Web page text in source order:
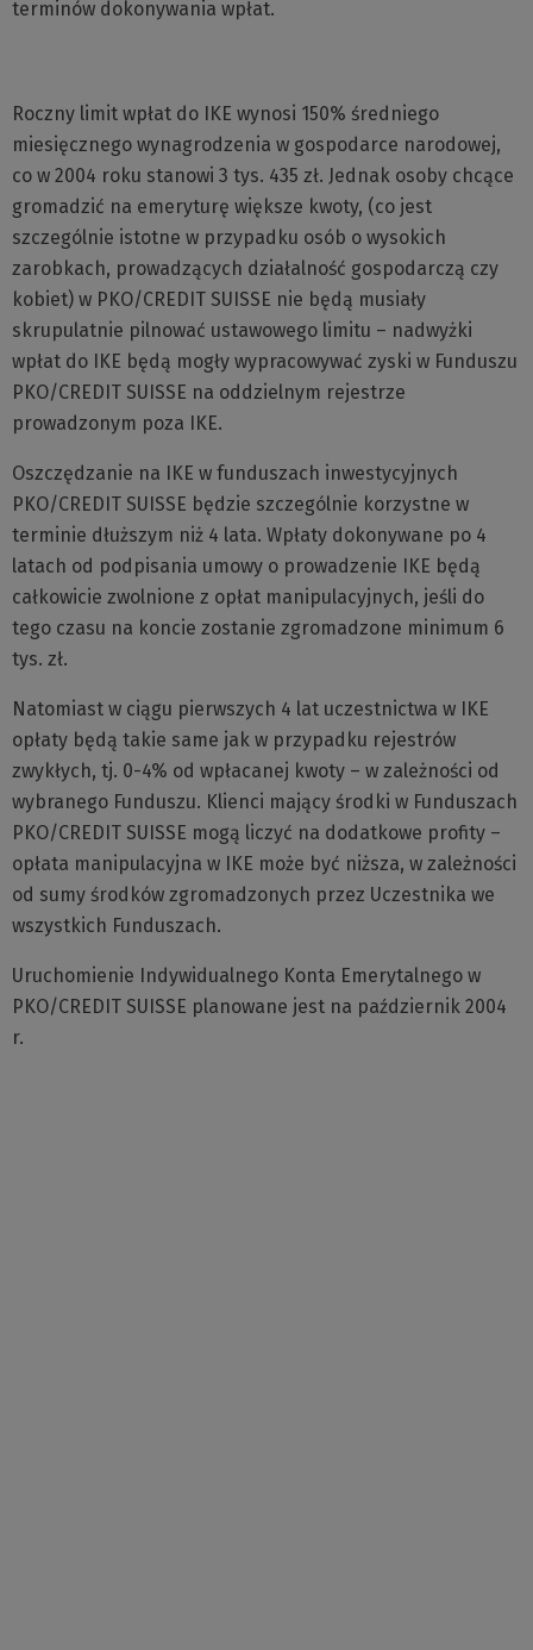
terminów dokonywania wpłat.
Roczny limit wpłat do IKE wynosi 150% średniego
miesięcznego wynagrodzenia w gospodarce narodowej,
co w 2004 roku stanowi 3 tys. 435 zł. Jednak osoby chcące
gromadzić na emeryturę większe kwoty, (co jest
szczególnie istotne w przypadku osób o wysokich
zarobkach, prowadzących działalność gospodarczą czy
kobiet) w PKO/CREDIT SUISSE nie będą musiały
skrupulatnie pilnować ustawowego limitu – nadwyżki
wpłat do IKE będą mogły wypracowywać zyski w Funduszu
PKO/CREDIT SUISSE na oddzielnym rejestrze
prowadzonym poza IKE.
Oszczędzanie na IKE w funduszach inwestycyjnych
PKO/CREDIT SUISSE będzie szczególnie korzystne w
terminie dłuższym niż 4 lata. Wpłaty dokonywane po 4
latach od podpisania umowy o prowadzenie IKE będą
całkowicie zwolnione z opłat manipulacyjnych, jeśli do
tego czasu na koncie zostanie zgromadzone minimum 6
tys. zł.
Natomiast w ciągu pierwszych 4 lat uczestnictwa w IKE
opłaty będą takie same jak w przypadku rejestrów
zwykłych, tj. 0-4% od wpłacanej kwoty – w zależności od
wybranego Funduszu. Klienci mający środki w Funduszach
PKO/CREDIT SUISSE mogą liczyć na dodatkowe profity –
opłata manipulacyjna w IKE może być niższa, w zależności
od sumy środków zgromadzonych przez Uczestnika we
wszystkich Funduszach.
Uruchomienie Indywidualnego Konta Emerytalnego w
PKO/CREDIT SUISSE planowane jest na październik 2004
r.